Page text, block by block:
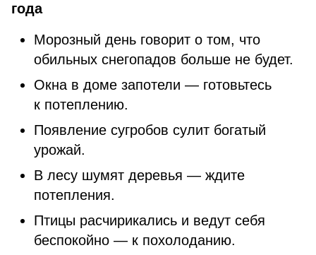
года
Морозный день говорит о том, что
обильных снегопадов больше не будет.
Окна в доме запотели — готовьтесь
к потеплению.
Появление сугробов сулит богатый
урожай.
В лесу шумят деревья — ждите
потепления.
Птицы расчирикались и ведут себя
беспокойно — к похолоданию.